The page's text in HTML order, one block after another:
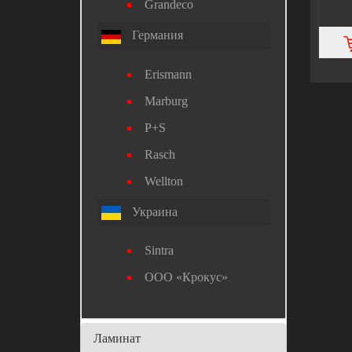
Grandeco
Германия
Erismann
Marburg
P+S
Rasch
Wellton
Украина
Sintra
ООО «Крокус»
Ламинат